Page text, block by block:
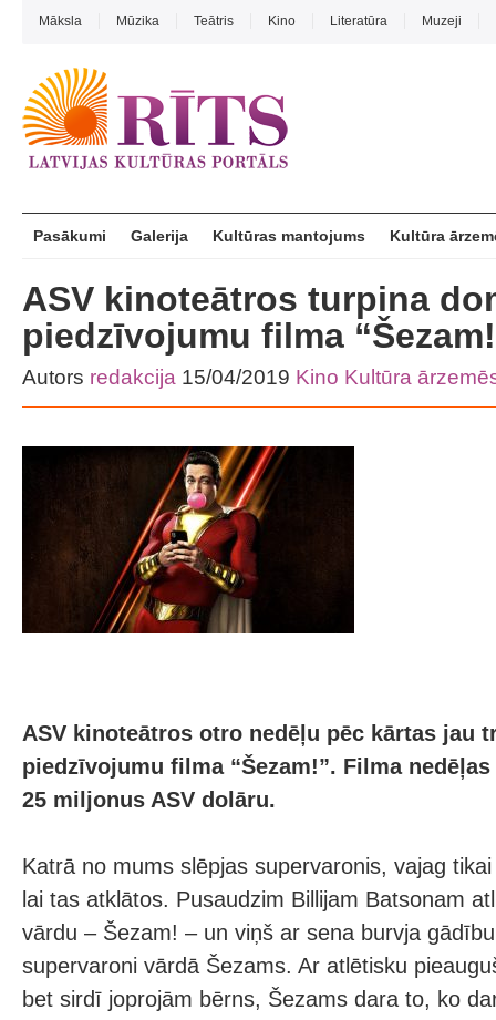
Māksla Mūzika Teātris Kino Literatūra Muzeji
Pasākumi Galerija Kultūras mantojums Kultūra
ASV kinoteātros turpina
piedzīvojumu filma
Autors redakcija 15/04/2019 Kino Kultūra
ASV kinoteātros otro nedēļu pēc kārtas jau
piedzīvojumu filma “Šezam!”. Filma
25 miljonus ASV dolāru.
Katrā no mums slēpjas supervaronis, vajag
lai tas atklātos. Pusaudzim Billijam Batsonam
vārdu – Šezam! – un viņš ar sena burvja
supervaroni vārdā Šezams. Ar atlētisku
bet sirdī joprojām bērns, Šezams dara to, ko